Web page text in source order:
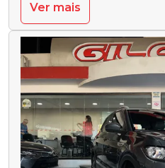
Ver mais